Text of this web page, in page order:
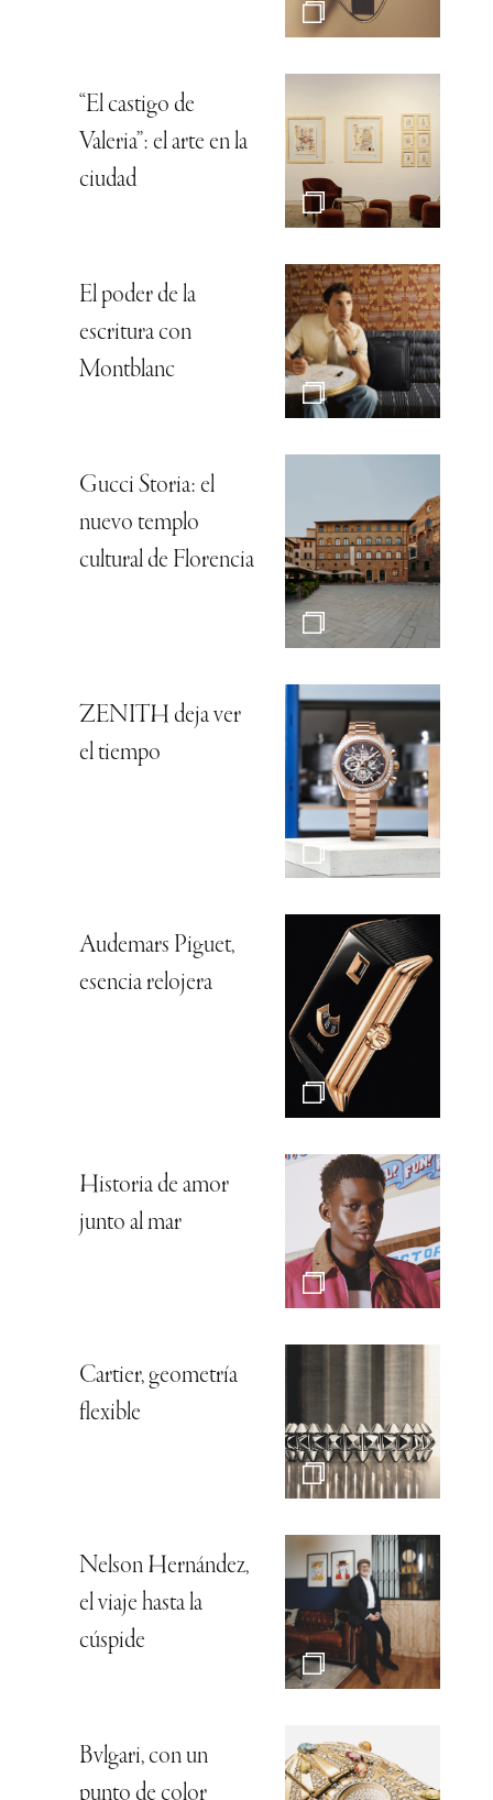
“El castigo de
Valeria”: el arte en la
ciudad
El poder de la
escritura con
Montblanc
Gucci Storia: el
nuevo templo
cultural de Florencia
ZENITH deja ver
el tiempo
Audemars Piguet,
esencia relojera
Historia de amor
junto al mar
Cartier, geometría
flexible
Nelson Hernández,
el viaje hasta la
cúspide
Bvlgari, con un